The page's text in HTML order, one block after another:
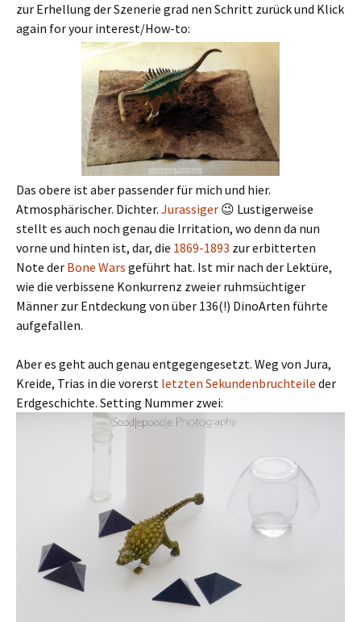
zur Erhellung der Szenerie grad nen Schritt zurück und Klick
again for your interest/How-to:
Das obere ist aber passender für mich und hier.
Atmosphärischer. Dichter. Jurassiger 😉 Lustigerweise
stellt es auch noch genau die Irritation, wo denn da nun
vorne und hinten ist, dar, die 1869-1893 zur erbitterten
Note der Bone Wars geführt hat. Ist mir nach der Lektüre,
wie die verbissene Konkurrenz zweier ruhmsüchtiger
Männer zur Entdeckung von über 136(!) DinoArten führte
aufgefallen.
Aber es geht auch genau entgegengesetzt. Weg von Jura,
Kreide, Trias in die vorerst letzten Sekundenbruchteile der
Erdgeschichte. Setting Nummer zwei: